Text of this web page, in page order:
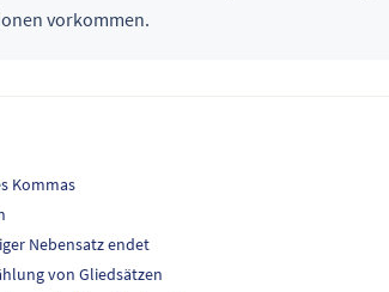
vorkommen.
Kommas
Nebensatz endet
von Gliedsätzen